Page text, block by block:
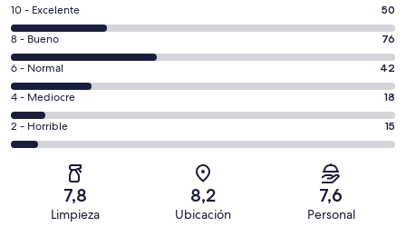
50
comentarios
de
un
total
de
201
con
puntuación
10 - Excelente 50
76
comentarios
de
un
total
de
puntuación
8 - Bueno 76
42
comentarios
de
un
total
6 - Normal 42
18
comentarios
de
4 - Mediocre 18
15
comentarios
2 - Horrible 15
7,8
Limpieza
8,2
Ubicación
7,6
Personal